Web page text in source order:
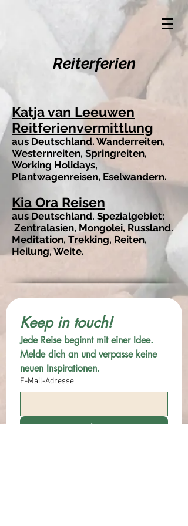
Reiterferien
Katja van Leeuwen
Reitferienvermittlung
aus Deutschland. Wanderreiten,
Westernreiten, Springreiten,
Working Holidays,
Plantwagenreisen, Eselwandern.
Kia Ora Reisen
aus Deutschland. Spezialgebiet:
Zentralasien, Mongolei, Russland.
Meditation, Trekking, Reiten,
Heilung, Weite.
Keep in touch!
Jede Reise beginnt mit einer Idee.
Melde dich an und verpasse keine
neuen Inspirationen.
E-Mail-Adresse
Submit